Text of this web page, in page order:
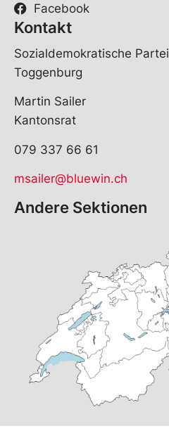
Facebook
Kontakt
Sozialdemokratische Partei
Toggenburg
Martin Sailer
Kantonsrat
079 337 66 61
msailer@bluewin.ch
Andere Sektionen